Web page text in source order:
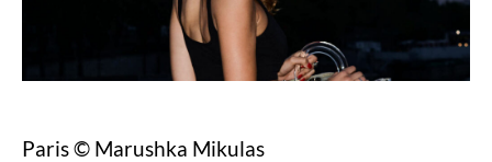
Paris © Marushka Mikulas